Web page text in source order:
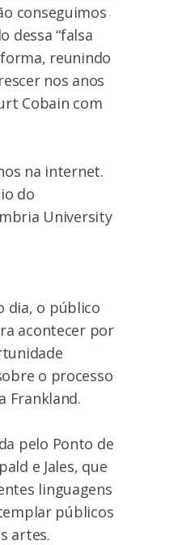
conseguimos
dessa “falsa
reunindo
nos anos
Cobain com
na internet.
do
University
dia, o público
acontecer por
o processo
Frankland.
pelo Ponto de
e Jales, que
linguagens
públicos
artes.